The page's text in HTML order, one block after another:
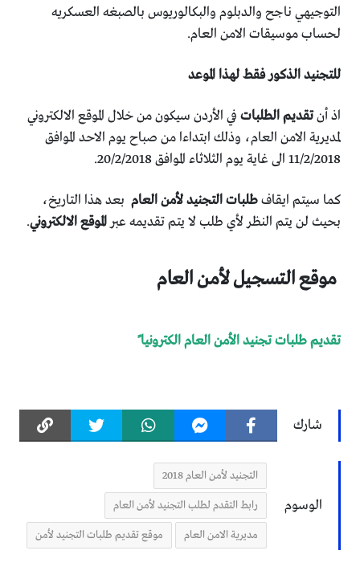
التوجيهي ناجح والدبلوم والبكالوريوس بالصبغه العسكريه
لحساب موسيقات الامن العام.
للتجنيد الذكور فقط لهذا الموعد
اذ أنتقديم الطلبات في الأردن سيكون من خلال الموقع الالكتروني
لمديرية الامن العام، وذلك ابتداءا من صباح يوم الاحد الموافق
11/2/2018 الى غاية يوم الثلاثاء الموافق 20/2/2018.
كما سيتم ايقافطلبات التجنيد لأمن العام بعد هذا التاريخ،
بحيث لن يتم النظر لأي طلب لا يتم تقديمه عبر الموقع الالكتروني.
موقع التسجيل لأمن العام
تقديم طلبات تجنيد الأمن العام الكترونيا ً
شارك
الوسوم
التجنيد لأمن العام 2018
رابط التقدم لطلب التجنيد لأمن العام
مديرية الامن العام موقع تقديم طلبات التجنيد لأمن